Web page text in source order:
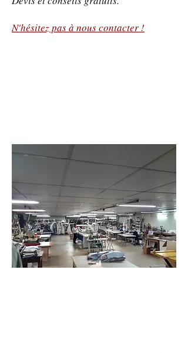
N'hésitez pas à nous contacter !